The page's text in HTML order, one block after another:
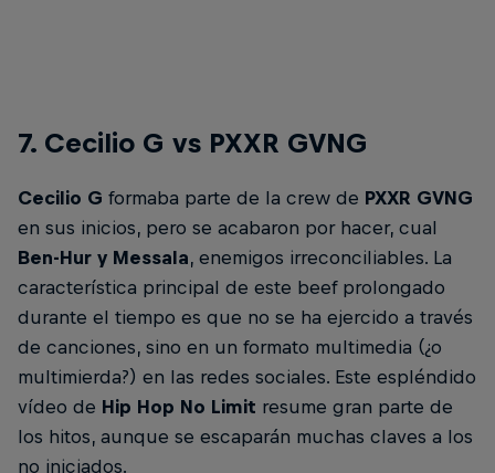
7. Cecilio G vs PXXR GVNG
Cecilio G formaba parte de la crew de PXXR GVNG
en sus inicios, pero se acabaron por hacer, cual
Ben-Hur y Messala, enemigos irreconciliables. La
característica principal de este beef prolongado
durante el tiempo es que no se ha ejercido a través
de canciones, sino en un formato multimedia (¿o
multimierda?) en las redes sociales. Este espléndido
vídeo de Hip Hop No Limit resume gran parte de
los hitos, aunque se escaparán muchas claves a los
no iniciados.